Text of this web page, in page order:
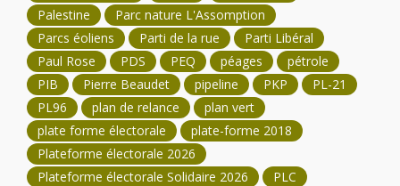
Palestine
Parc nature L'Assomption
Parcs éoliens
Parti de la rue
Parti Libéral
Paul Rose
PDS PEQ péages
pétrole
PIB
Pierre Beaudet pipeline PKP
PL-21
PL96
plan de relance
plan vert
plate forme électorale
plate-forme 2018
Plateforme électorale 2026
Plateforme électorale Solidaire 2026
PLC